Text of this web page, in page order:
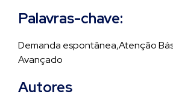
Palavras-chave:
Demanda espontânea,Atenção
Avançado
Autores